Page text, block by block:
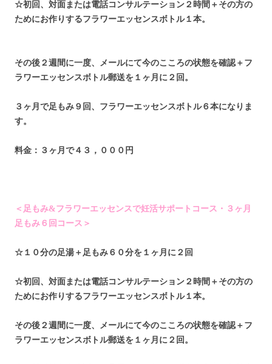
☆初回、対面または電話コンサルテーション２時間 ＋その方の
ためにお作りするフラワーエッセンスボトル１本。
その後２週間に一度、メールにて今のこころの状態を確認＋ フ
ラワーエッセンスボトル郵送を１ヶ月に２回。
３ヶ月で足もみ９回、フラワーエッセンスボトル６本になりま
す。
料金：３ヶ月で４３，０００円
＜足もみ&フラワーエッセンスで妊活サポートコース・３ヶ月
足もみ６回コース＞
☆１０分の足湯＋足もみ６０分を１ヶ月に２回
☆初回、対面または電話コンサルテーション２時間＋その方の
ためにお作りするフラワーエッセンスボトル１本。
その後２週間に一度、メールにて今のこころの状態を確認＋ フ
ラワーエッセンスボトル郵送を １ヶ月に２回。